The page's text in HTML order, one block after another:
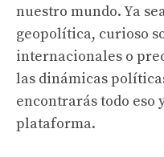
nuestro mundo. Ya
geopolítica, curioso
internacionales o
las dinámicas
encontrarás todo eso
plataforma.